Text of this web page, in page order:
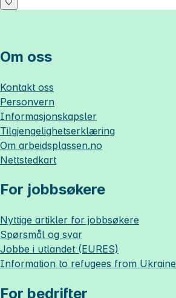
Om oss
Kontakt oss
Personvern
Informasjonskapsler
Tilgjengelighetserklæring
Om arbeidsplassen.no
Nettstedkart
For jobbsøkere
Nyttige artikler for jobbsøkere
Spørsmål og svar
Jobbe i utlandet (EURES)
Information to refugees from Ukraine
For bedrifter